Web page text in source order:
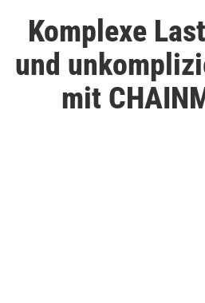
Komplexe
und
mit